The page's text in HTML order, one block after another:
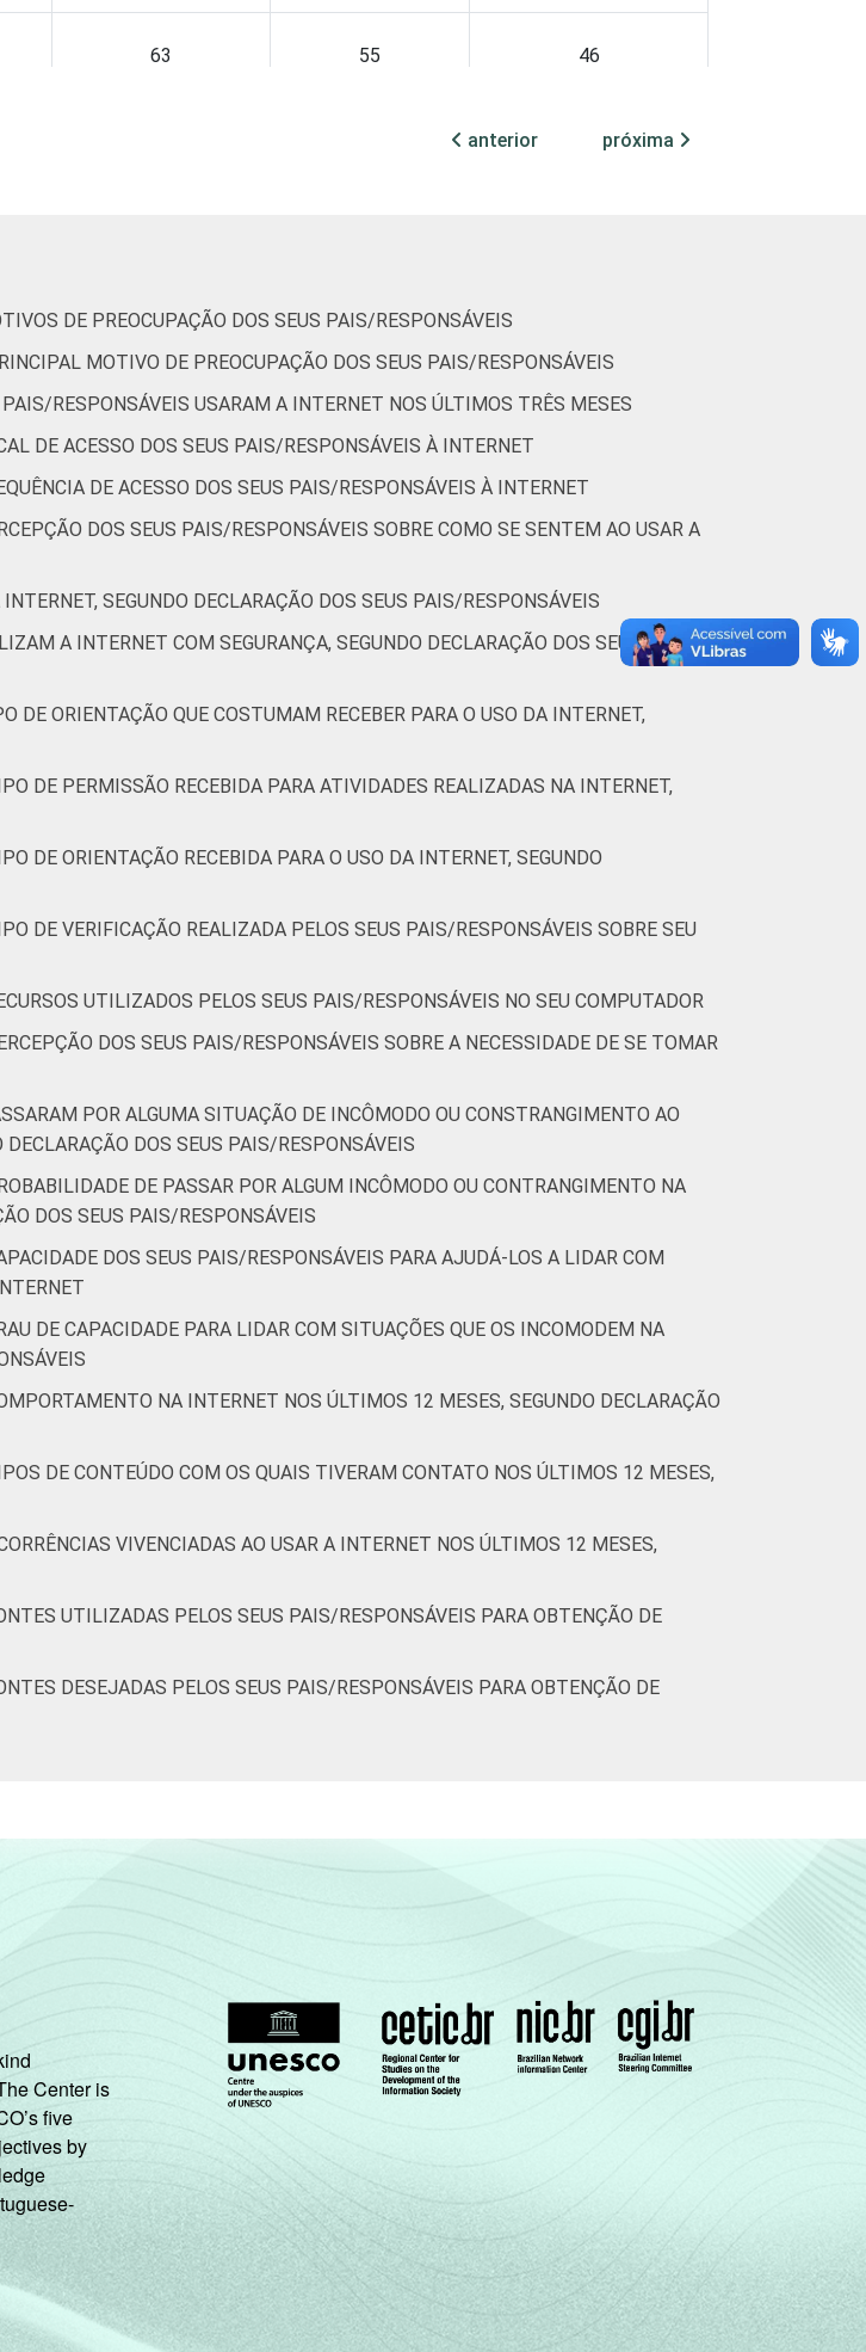
63 55 46
68 31
43 34 34
53 50 44
60 43 39
66 39 32
65 47 38
56 43 38
40
2014 e fevereiro de 2015.
anterior próxima
DE PREOCUPAÇÃO DOS SEUS PAIS/RESPONSÁVEIS
MOTIVO DE PREOCUPAÇÃO DOS SEUS PAIS/RESPONSÁVEIS
RESPONSÁVEIS USARAM A INTERNET NOS ÚLTIMOS TRÊS MESES
DE ACESSO DOS SEUS PAIS/RESPONSÁVEIS À INTERNET
DE ACESSO DOS SEUS PAIS/RESPONSÁVEIS À INTERNET
DOS SEUS PAIS/RESPONSÁVEIS SOBRE COMO SE SENTEM AO USAR A
SEGUNDO DECLARAÇÃO DOS SEUS PAIS/RESPONSÁVEIS
A INTERNET COM SEGURANÇA, SEGUNDO DECLARAÇÃO DOS SEUS
ORIENTAÇÃO QUE COSTUMAM RECEBER PARA O USO DA INTERNET,
DE PERMISSÃO RECEBIDA PARA ATIVIDADES REALIZADAS NA INTERNET,
DE ORIENTAÇÃO RECEBIDA PARA O USO DA INTERNET, SEGUNDO
DE VERIFICAÇÃO REALIZADA PELOS SEUS PAIS/RESPONSÁVEIS SOBRE SEU
UTILIZADOS PELOS SEUS PAIS/RESPONSÁVEIS NO SEU COMPUTADOR
DOS SEUS PAIS/RESPONSÁVEIS SOBRE A NECESSIDADE DE SE TOMAR
POR ALGUMA SITUAÇÃO DE INCÔMODO OU CONSTRANGIMENTO AO
DOS SEUS PAIS/RESPONSÁVEIS
DE PASSAR POR ALGUM INCÔMODO OU CONTRANGIMENTO NA
DOS SEUS PAIS/RESPONSÁVEIS
DOS SEUS PAIS/RESPONSÁVEIS PARA AJUDÁ-LOS A LIDAR COM
DE CAPACIDADE PARA LIDAR COM SITUAÇÕES QUE OS INCOMODEM NA
NA INTERNET NOS ÚLTIMOS 12 MESES, SEGUNDO DECLARAÇÃO
DE CONTEÚDO COM OS QUAIS TIVERAM CONTATO NOS ÚLTIMOS 12 MESES,
VIVENCIADAS AO USAR A INTERNET NOS ÚLTIMOS 12 MESES,
UTILIZADAS PELOS SEUS PAIS/RESPONSÁVEIS PARA OBTENÇÃO DE
DESEJADAS PELOS SEUS PAIS/RESPONSÁVEIS PARA OBTENÇÃO DE
Center is
five
by